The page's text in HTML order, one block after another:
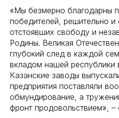
«Мы безмерно благодарны
победителей, решительно
отстоявших свободу и
Родины. Великая
глубокий след в каждой
вкладом нашей
Казанские заводы
предприятия поставляли
обмундирование, а
фронт продовольствием», –